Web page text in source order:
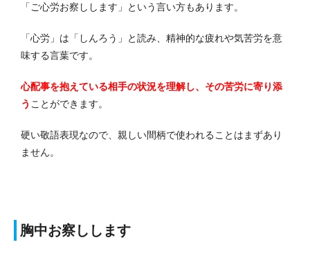
「ご心労お察しします」という言い方もあります。
「心労」は「しんろう」と読み、精神的な疲れや気苦労を意
味する言葉です。
心配事を抱えている相手の状況を理解し、その苦労に寄り添
う ことができます。
硬い敬語表現なので、親しい間柄で使われることはまずあり
ません。
胸中お察しします